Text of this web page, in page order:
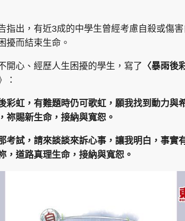
東Touch PCM 電腦廣場 星島頭條 星
頭條搵工 EDUPLUS
政策聲明 使用條款 版權及免責聲明
指出，有近3成的中學生曾經考慮自殺或傷
擾而結束生命。
開心、經歷人生困擾的學生，寫了 〈暴雨後
：
彩虹，有難題時仍可歌虹，願我找到動力與
祢賜新生命，接納與寬恕。
考試，請來談談來訴心事，讓我明白，事實
，道路真理生命，接納與寬恕。